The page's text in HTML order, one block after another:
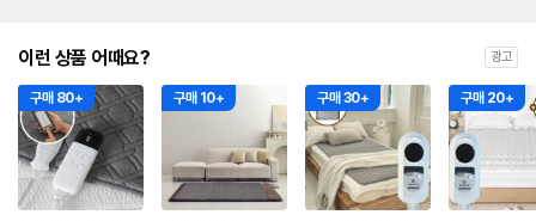
이런 상품 어때요? 광고
구매 80+ 구매 10+ 구매 30+ 구매 20+